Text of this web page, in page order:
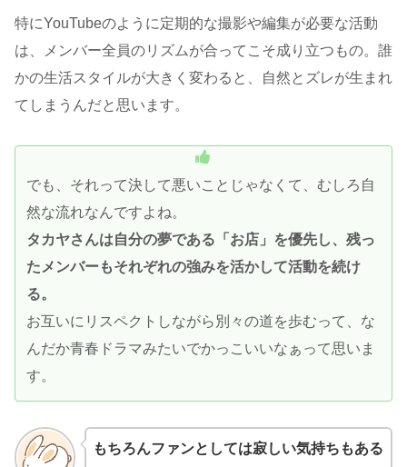
特にYouTubeのように定期的な撮影や編集が必要な活動
は、メンバー全員のリズムが合ってこそ成り立つもの。誰
かの生活スタイルが大きく変わると、自然とズレが生まれ
てしまうんだと思います。
でも、それって決して悪いことじゃなくて、むしろ自
然な流れなんですよね。
タカヤさんは自分の夢である「お店」を優先し、残っ
たメンバーもそれぞれの強みを活かして活動を続け
る。
お互いにリスペクトしながら別々の道を歩むって、な
んだか青春ドラマみたいでかっこいいなぁって思いま
す。
もちろんファンとしては寂しい気持ちもある